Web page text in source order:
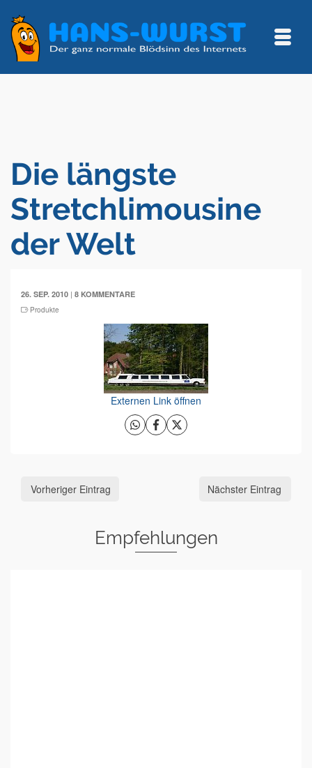
Die längste
Stretchlimousine
der Welt
26. SEP. 2010 | 8 KOMMENTARE
Produkte
Externen Link öffnen
Vorheriger Eintrag Nächster Eintrag
Empfehlungen